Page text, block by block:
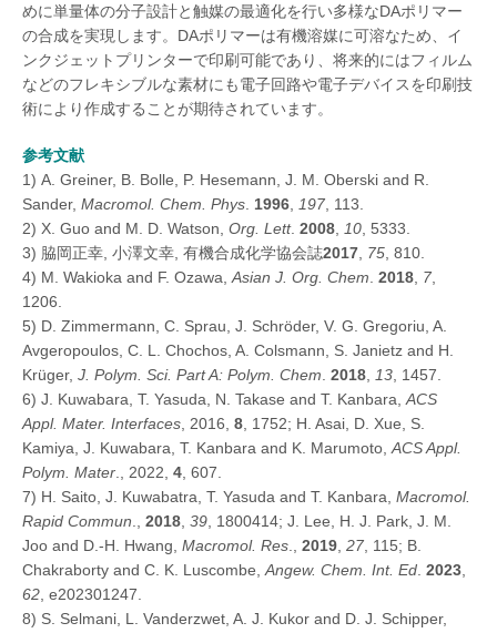
めに単量体の分子設計と触媒の最適化を行い多様なDAポリマー
の合成を実現します。DAポリマーは有機溶媒に可溶なため、イ
ンクジェットプリンターで印刷可能であり、将来的にはフィルム
などのフレキシブルな素材にも電子回路や電子デバイスを印刷技
術により作成することが期待されています。
参考文献
1) A. Greiner, B. Bolle, P. Hesemann, J. M. Oberski and R.
Sander, Macromol. Chem. Phys 1996 197 , 113.
2) X. Guo and M. D. Watson, Org. Lett. 2008 10 , 5333.
3) 脇岡正幸, 小澤文幸, 有機合成化学協会誌2017 75 , 810.
4) M. Wakioka and F. Ozawa, Asian J. Org. Chem 2018 7
1206.
5) D. Zimmermann, C. Sprau, J. Schröder, V. G. Gregoriu, A.
Avgeropoulos, C. L. Chochos, A. Colsmann, S. Janietz and H.
Krüger, J. Polym. Sci. Part A: Polym. Chem 2018 13 , 1457.
6) J. Kuwabara, T. Yasuda, N. Takase and T. Kanbara, ACS
Appl. Mater. Interfaces , 2016, 8 , 1752; H. Asai, D. Xue, S.
Kamiya, J. Kuwabara, T. Kanbara and K. Marumoto, ACS Appl.
Polym. Mater ., 2022, 4 , 607.
7) H. Saito, J. Kuwabatra, T. Yasuda and T. Kanbara, Macromol.
Rapid Commun
2018 39 , 1800414; J. Lee, H. J. Park, J. M.
Joo and D.-H. Hwang, Macromol. Res 2019 27 , 115; B.
Chakraborty and C. K. Luscombe, Angew. Chem. Int. Ed 2023
62 , e202301247.
8) S. Selmani, L. Vanderzwet, A. J. Kukor and D. J. Schipper,